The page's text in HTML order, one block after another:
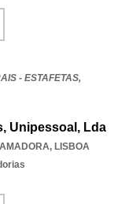
- ESTAFETAS,
Unipessoal, Lda
, LISBOA